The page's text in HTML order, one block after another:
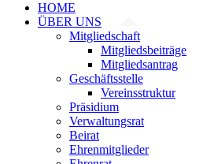
HOME
ÜBER UNS
Mitgliedschaft
Mitgliedsbeiträge
Mitgliedsantrag
Geschäftsstelle
Vereinsstruktur
Präsidium
Verwaltungsrat
Beirat
Ehrenmitglieder